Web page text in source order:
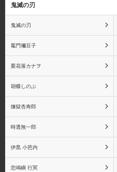
赤犬(サカズキ)
ゴール・D・ロジャー
鬼滅の刃
鬼滅の刃
竈門禰󠄀豆子
栗花落カナヲ
胡蝶しのぶ
煉獄杏寿郎
時透無一郎
伊黒 小芭内
悲鳴嶼 行冥